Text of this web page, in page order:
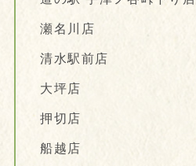
瀬名川店
清水駅前店
大坪店
押切店
船越店